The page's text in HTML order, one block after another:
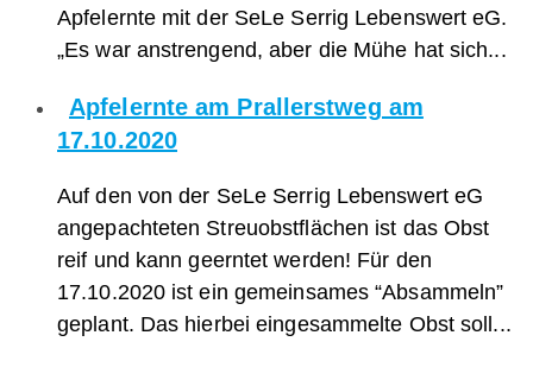
Apfelernte mit der SeLe Serrig Lebenswert eG.
„Es war anstrengend, aber die Mühe hat sich...
Apfelernte am Prallerstweg am
17.10.2020
Auf den von der SeLe Serrig Lebenswert eG
angepachteten Streuobstflächen ist das Obst
reif und kann geerntet werden! Für den
17.10.2020 ist ein gemeinsames “Absammeln”
geplant. Das hierbei eingesammelte Obst soll...